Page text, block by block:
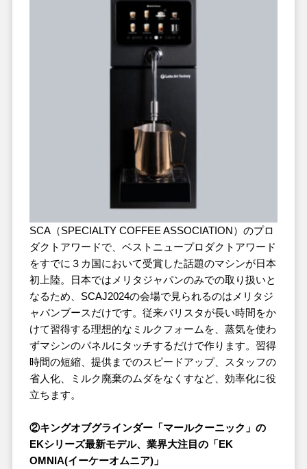
SCA（SPECIALTY COFFEE ASSOCIATION）のプロ
ダクトアワードで、ベストニュープロダクトアワード
をすでに３カ国において受賞した話題のマシンが日本
初上陸。日本ではメリタジャパンのみでの取り扱いと
なるため、SCAJ2024の会場で見られるのはメリタジ
ャパンブースだけです。従来バリスタが長い時間をか
けて習得する理想的なミルクフォームを、蒸気を使わ
ずマシンのパネルにタッチするだけで作ります。習得
時間の短縮、提供までのスピードアップ、スタッフの
省人化、ミルク廃棄のムダをなくすなど、効率化に役
立ちます。
②キングオブグラインダー「マールクーニック」の
EKシリーズ最新モデル、業界大注目の「EK
OMNIA(イーケーオムニア)」